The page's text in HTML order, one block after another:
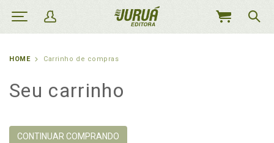
MEU
HOME Carrinho de compras
Seu carrinho
CONTINUAR COMPRANDO